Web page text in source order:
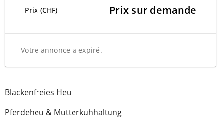
Prix (CHF) Prix sur demande
Votre annonce a expiré.
Blackenfreies Heu
Pferdeheu & Mutterkuhhaltung